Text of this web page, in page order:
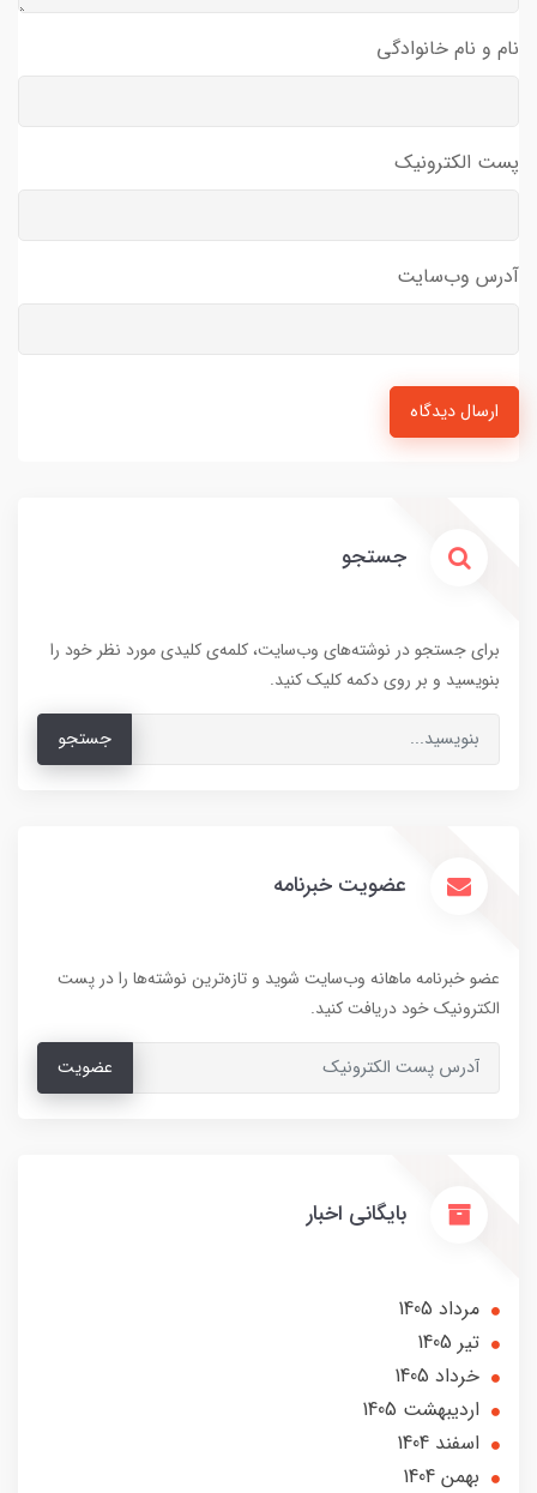
نام و نام خانوادگی
پست الکترونیک
آدرس وب‌سایت
ارسال دیدگاه
جستجو
برای جستجو در نوشته‌های وب‌سایت، کلمه‌ی کلیدی مورد نظر خود را
بنویسید و بر روی دکمه کلیک کنید.
جستجو
عضویت خبرنامه
عضو خبرنامه ماهانه وب‌سایت شوید و تازه‌ترین نوشته‌ها را در پست
الکترونیک خود دریافت کنید.
عضویت
بایگانی اخبار
مرداد 1405
تير 1405
خرداد 1405
ارديبهشت 1405
اسفند 1404
بهمن 1404